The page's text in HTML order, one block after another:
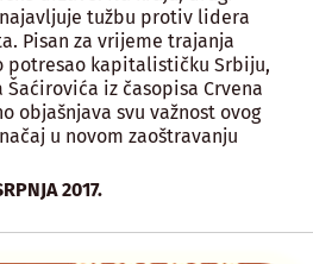
tužbu protiv lidera
Pisan za vrijeme trajanja
potresao kapitalističku Srbiju,
iz časopisa Crvena
objašnjava svu važnost ovog
u novom zaoštravanju
2017.